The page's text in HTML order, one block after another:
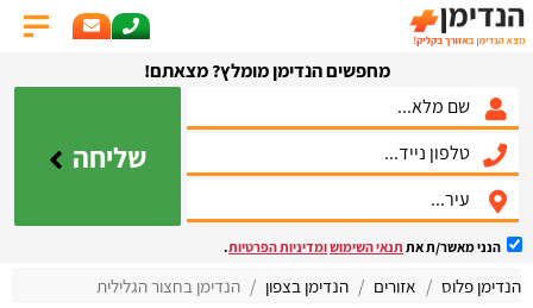
מחפשים הנדימן מומלץ? מצאתם!
שליחה
הנני מאשר/ת את תנאי השימושומדיניות הפרטיות.
הנדימן פלוס אזורים הנדימן בצפון הנדימן בחצור הגלילית